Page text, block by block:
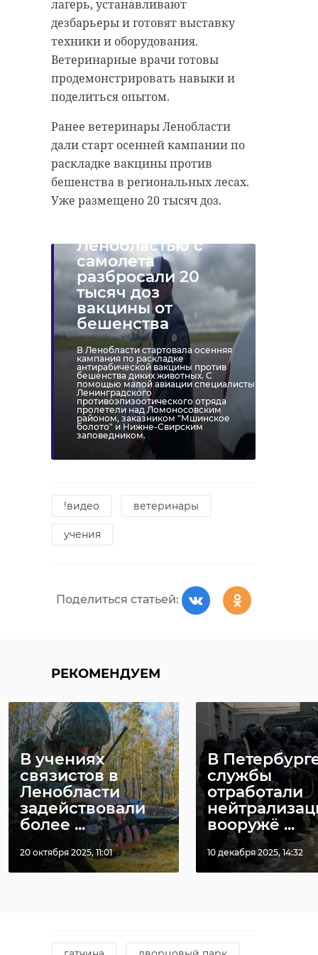
лагерь, устанавливают
дезбарьеры и готовят выставку
техники и оборудования.
Ветеринарные врачи готовы
продемонстрировать навыки и
поделиться опытом.
Ранее ветеринары Ленобласти
дали старт осенней кампании по
раскладке вакцины против
бешенства в региональных лесах.
Уже размещено 20 тысяч доз.
Ленобластью с
самолета
разбросали 20
тысяч доз
вакцины от
бешенства
В Ленобласти стартовала осенняя
кампания по раскладке
антирабической вакцины против
бешенства диких животных. С
помощью малой авиации специалисты
Ленинградского
противоэпизоотического отряда
пролетели над Ломоносовским
районом, заказником "Мшинское
болото" и Нижне-Свирским
заповедником.
!видео ветеринары
учения
Поделиться статьей:
РЕКОМЕНДУЕМ
В учениях
связистов в
Ленобласти
задействовали
более ...
20 октября 2025, 11:01
В
службы
отработали
вооружё ...
10 декабря 2025, 14:32
медицинский кабинет. Полностью
обновлена техника пищеблока и
прачечной, а также заменено
игровое оборудование
прогулочных площадок.
получили больше пространств для
детского веселья.
Ленобласть в 2026 году намерена
обновить 10 детских садов.
поблагодарили "Вольт-СПб" за
подарок, который будет радовать
тысячи посетителей.